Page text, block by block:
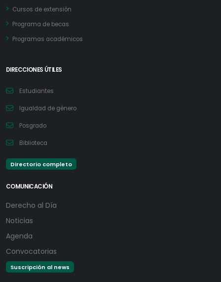
Cursos de extensión
Programa de becas
Programas académicos
DIRECCIONES ÚTILES
Estudiantes
Igualdad de género
Posgrado
Biblioteca
Directorio completo
COMUNICACIÓN
Derecho al Día
Noticias
Agenda
Convocatorias
Suscripción al news